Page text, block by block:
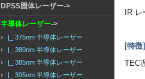
DPSS固体レーザー->
半導体レーザー->
|_ 375nm 半導体レーザー
|_ 380nm 半導体レーザー
|_ 385nm 半導体レーザー
|_ 395nm 半導体レーザー
IR
[特徴]
TEC